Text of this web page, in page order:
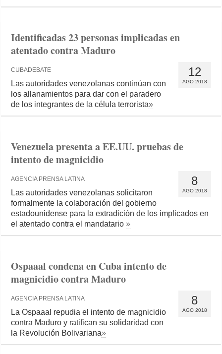
Identificadas 23 personas implicadas en
atentado contra Maduro
12
AGO 2018
CUBADEBATE
Las autoridades venezolanas continúan con
los allanamientos para dar con el paradero
de los integrantes de la célula terrorista»
Venezuela presenta a EE.UU. pruebas de
intento de magnicidio
8
AGO 2018
AGENCIA PRENSA LATINA
Las autoridades venezolanas solicitaron
formalmente la colaboración del gobierno
estadounidense para la extradición de los implicados en
el atentado contra el mandatario»
Ospaaal condena en Cuba intento de
magnicidio contra Maduro
8
AGO 2018
AGENCIA PRENSA LATINA
La Ospaaal repudia el intento de magnicidio
contra Maduro y ratifican su solidaridad con
la Revolución Bolivariana»